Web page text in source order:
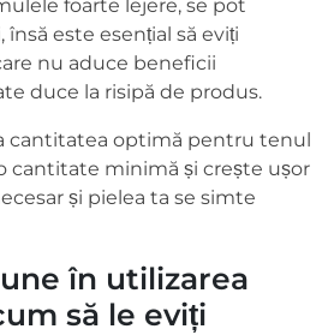
foarte lejere, se pot
este esențial să eviți
nu aduce beneficii
duce la risipă de produs.
cantitatea optimă pentru tenul
cantitate minimă și crește ușor
și pielea ta se simte
în utilizarea
să le eviți